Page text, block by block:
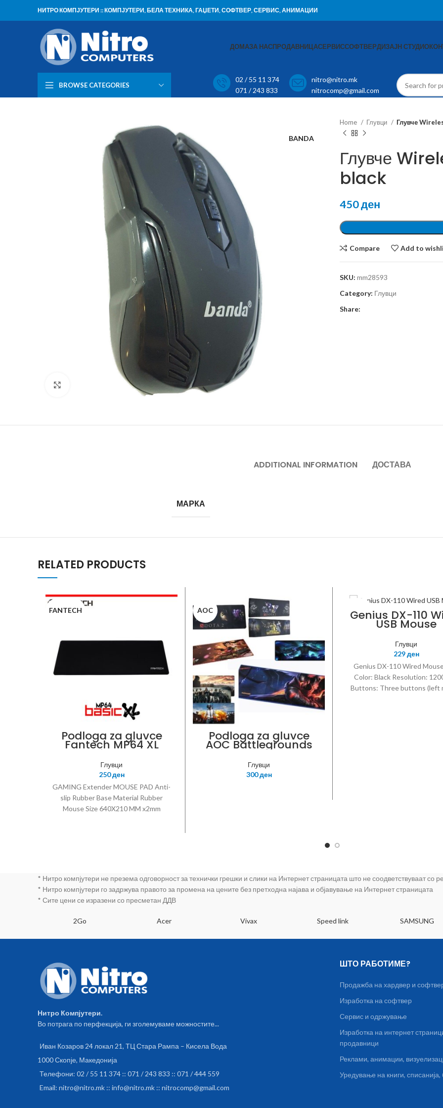
НИТРО КОМПЈУТЕРИ :: КОМПЈУТЕРИ, БЕЛА ТЕХНИКА, ГАЏЕТИ, СОФТВЕР, СЕРВИС, АНИМАЦИИ
ДОМАЗА НАСПРОДАВНИЦАСЕРВИССОФТВЕРДИЗАЈН СТУДИО
BROWSE CATEGORIES
02 / 55 11 374
071 / 243 833
nitro@nitro.mk
nitrocomp@gmail.com
BANDA
Home Глувци Глувче
Глувче
black
450ден
Compare Add to
SKU: mm28593
Category: Глувци
Share:
ADDITIONAL INFORMATION ДОСТАВА
МАРКА
RELATED PRODUCTS
FANTECH
Podloga za gluvce
Fantech MP64 XL
Basic black
Глувци
250ден
GAMING Extender MOUSE PAD Anti-
slip Rubber Base Material Rubber
Mouse Size 640X210 MM x2mm
AOC
Podloga za gluvce
AOC Battlegrounds
30cm x 80cm x 0.3cm
Глувци
300ден
GENIUS
Genius DX-110
USB Mouse
Глувци
229ден
Genius DX-110 Wired
Color: Black Resolution:
Buttons: Three buttons (left
* Нитро компјутери не презема одговорност за технички грешки и слики на Интернет страницата што не соодветствуваат со
* Нитро компјутери го задржува правото за промена на цените без претходна најава и објавување на Интернет страницата
* Сите цени се изразени со пресметан ДДВ
2Go Acer Vivax Speed link SAMSUNG
Нитро Компјутери.
Во потрага по перфекција, ги зголемуваме можностите...
Иван Козаров 24 локал 21, ТЦ Стара Рампа – Кисела Вода
1000 Скопје, Македонија
Телефони: 02 / 55 11 374 :: 071 / 243 833 :: 071 / 444 559
Email: nitro@nitro.mk :: info@nitro.mk :: nitrocomp@gmail.com
ШТО РАБОТИМЕ?
Продажба на хардвер и
Изработка на софтвер
Сервис и одржување
Изработка на интернет
продавници
Реклами, анимации,
Уредување на книги,